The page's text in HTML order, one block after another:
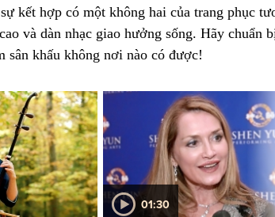
kết hợp có một không hai của trang phục
và dàn nhạc giao hưởng sống. Hãy chuẩn
sân khấu không nơi nào có được!
01:30